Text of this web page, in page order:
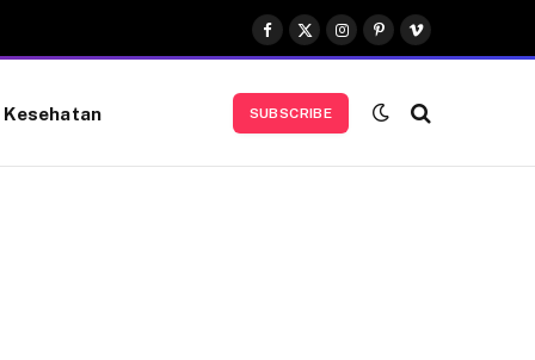
Facebook
X
(Twitter)
Instagram
Pinterest
Vimeo
Kesehatan SUBSCRIBE